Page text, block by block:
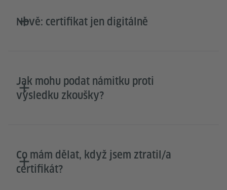
Nově: certifikat jen digitálně
Jak mohu podat námitku proti
výsledku zkoušky?
Co mám dělat, když jsem ztratil/a
certifikát?